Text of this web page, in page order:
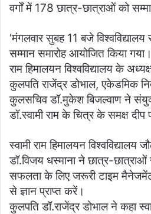
वर्गों में 178 छात्र-छात्राओं को
‘मंगलवार सुबह 11 बजे
सम्मान समारोह आयोजित किया
राम हिमालयन विश्वविद्यालय के
कुलपति राजेंद्र डोभाल, एकेडमिक
कुलसचिव डॉ.मुकेश बिजल्वाण ने
डॉ.स्वामी राम के चित्र के समक्ष
स्वामी राम हिमालयन विश्वविद्यालय
डॉ.विजय धस्माना ने छात्र-छात्राओं
सफलता के लिए जरूरी टाइम
से ज्ञान प्राप्त करें।
कुलपति डॉ.राजेंद्र डोभाल ने कहा